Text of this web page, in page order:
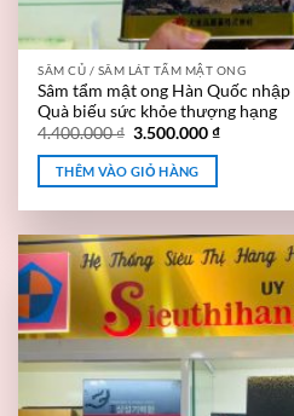
SÂM CỦ / SÂM LÁT TẨM MẬT ONG
Sâm tẩm mật ong Hàn Quốc
Quà biếu sức khỏe thượng hạng
4.400.000₫ 3.500.000₫
THÊM VÀO GIỎ HÀNG